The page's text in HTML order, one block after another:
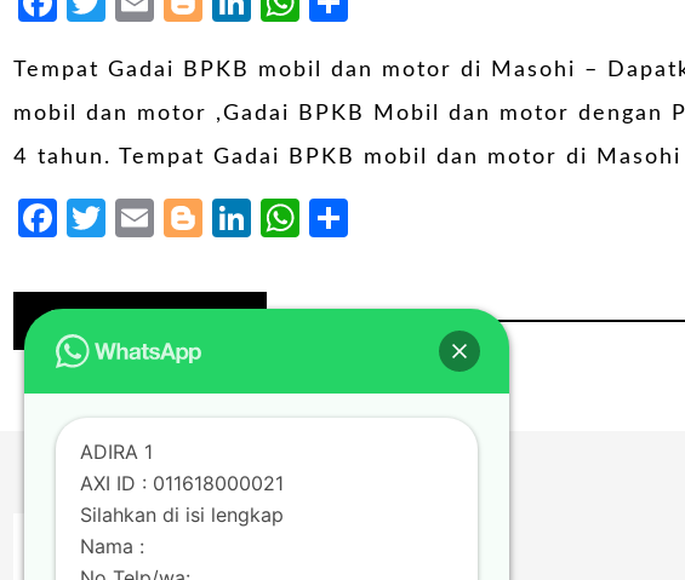
Tempat Gadai BPKB mobil dan motor di Masohi –
mobil dan motor ,Gadai BPKB Mobil dan motor dengan
4 tahun. Tempat Gadai BPKB mobil dan motor di
Facebook
Twitter
EmailBlogger
LinkedIn
WhatsApp
Continue Reading
ADIRA 1
AXI ID : 011618000021
Silahkan di isi lengkap
Nama :